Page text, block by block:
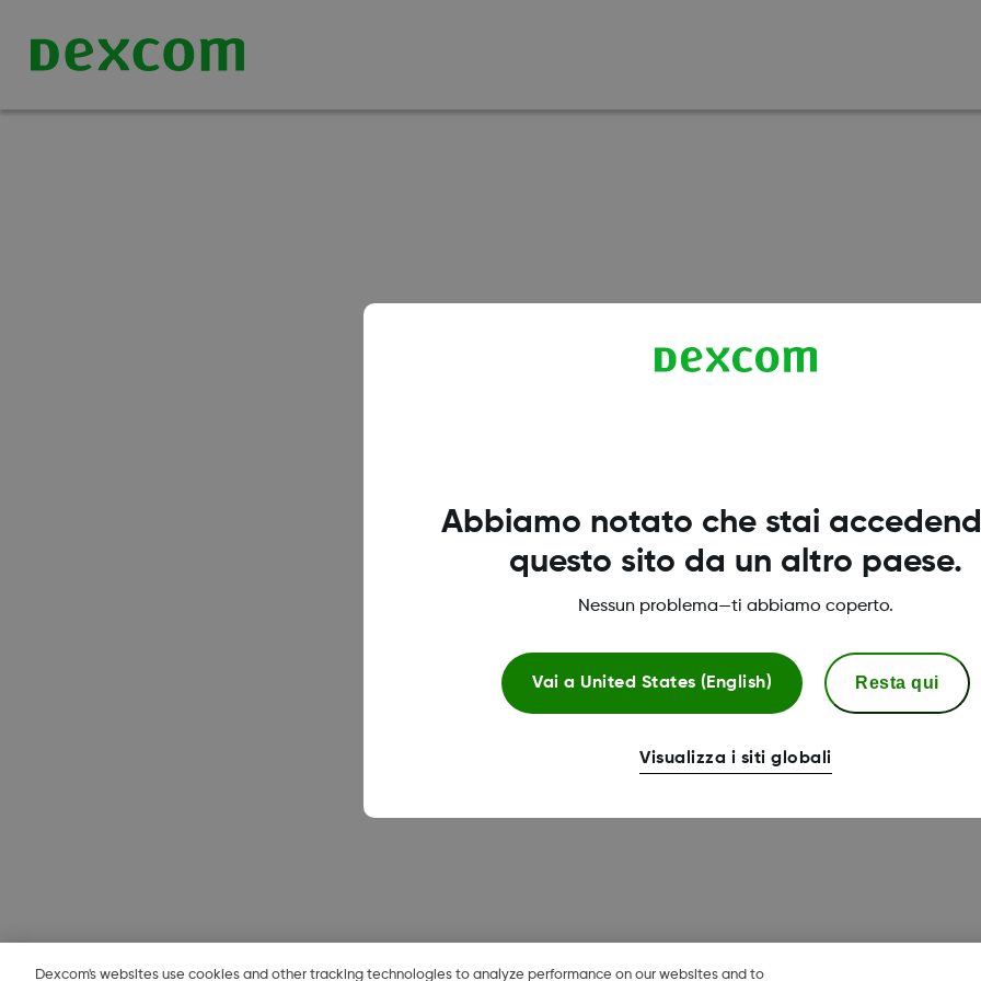
Abbiamo notato che stai
questo sito da un altro paese.
Nessun problema—ti abbiamo coperto.
Vai a United States (English) Resta qui
Visualizza i siti globali
Dexcom's websites use cookies and other tracking technologies to analyze performance on our websites and to